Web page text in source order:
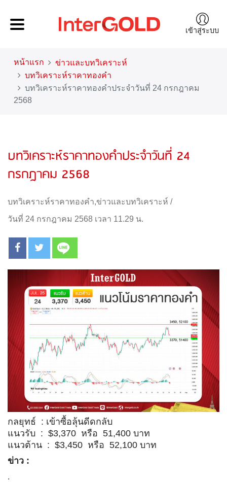
เข้าสู่ระบบ
หน้าแรก
ข่าวและบทวิเคราะห์
บทวิเคราะห์ราคาทองคำ
บทวิเคราะห์ราคาทองคำประจำวันที่ 24 กรกฎาคม
2568
บทวิเคราะห์ราคาทองคำประจำวันที่ 24
กรกฎาคม 2568
บทวิเคราะห์ราคาทองคำ,ข่าวและบทวิเคราะห์ /
วันที่ 24 กรกฎาคม 2568 เวลา 11.29 น.
กลยุทธ์ : เข้าซื้อลุ้นดีดกลับ
แนวรับ : $3,370 หรือ 51,400 บาท
แนวต้าน : $3,450 หรือ 52,100 บาท
ข่าว :
.